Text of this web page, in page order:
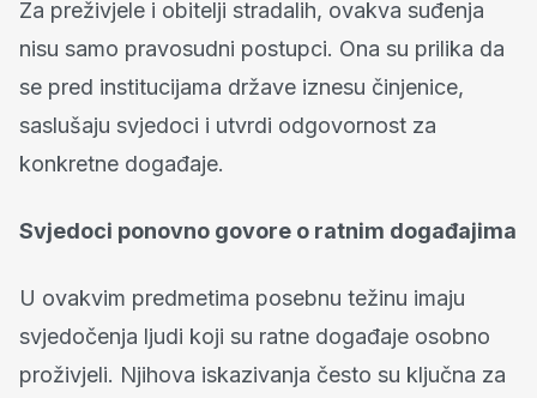
Za preživjele i obitelji stradalih, ovakva suđenja
nisu samo pravosudni postupci. Ona su prilika da
se pred institucijama države iznesu činjenice,
saslušaju svjedoci i utvrdi odgovornost za
konkretne događaje.
Svjedoci ponovno govore o ratnim događajima
U ovakvim predmetima posebnu težinu imaju
svjedočenja ljudi koji su ratne događaje osobno
proživjeli. Njihova iskazivanja često su ključna za